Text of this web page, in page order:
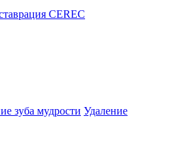
CEREC
зуба мудрости Удаление